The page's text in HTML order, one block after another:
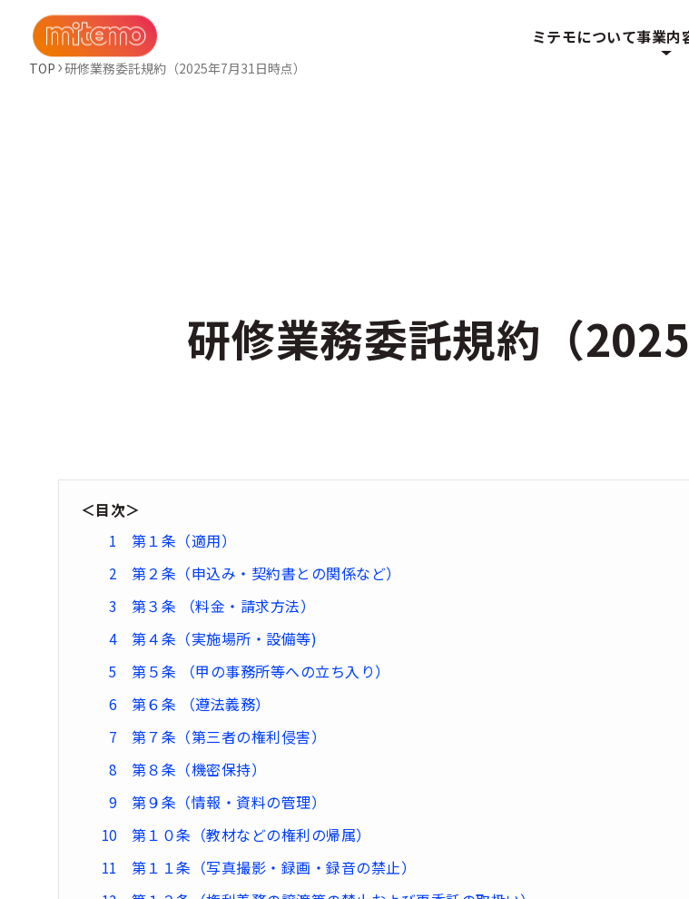
ミテモについて事業内
TOP 研修業務委託規約（2025年7月31日時点）
研修業務委託規約（
＜目次＞
第１条（適用）
第２条（申込み・契約書との関係など）
第３条 （料金・請求方法）
第４条（実施場所・設備等)
第５条 （甲の事務所等への立ち入り）
第６条 （遵法義務）
第７条（第三者の権利侵害）
第８条（機密保持）
第９条（情報・資料の管理）
第１０条（教材などの権利の帰属）
第１１条（写真撮影・録画・録音の禁止）